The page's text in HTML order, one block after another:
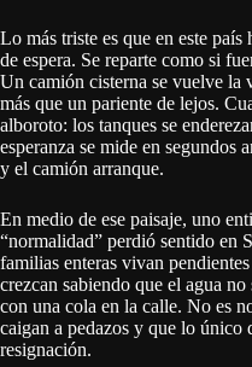
Lo más triste es que en este
de espera. Se reparte como si
Un camión cisterna se vuelve la
más que un pariente de lejos.
alboroto: los tanques se
esperanza se mide en segundos
y el camión arranque.
En medio de ese paisaje, uno
“normalidad” perdió sentido en
familias enteras vivan
crezcan sabiendo que el agua
con una cola en la calle. No es
caigan a pedazos y que lo único
resignación.